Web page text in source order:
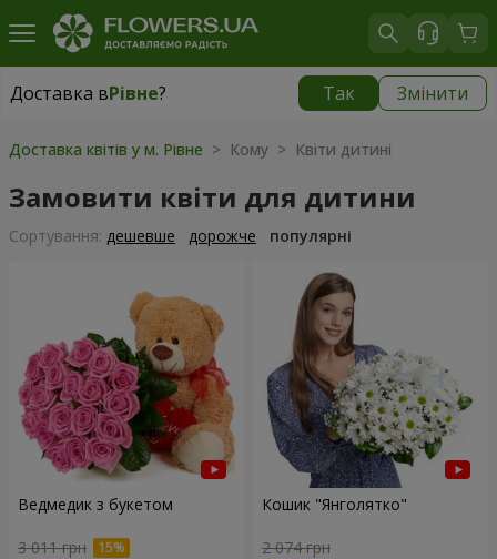
Доставка вРівне? Так Змінити
Доставка вРівне
Доставка квітів у м. Рівне > Кому > Квіти дитині
Замовити квіти для дитини
Сортування: дешевше дорожче популярні
Ведмедик з букетом
3 011 грн
Кошик "Янголятко"
2 074 грн